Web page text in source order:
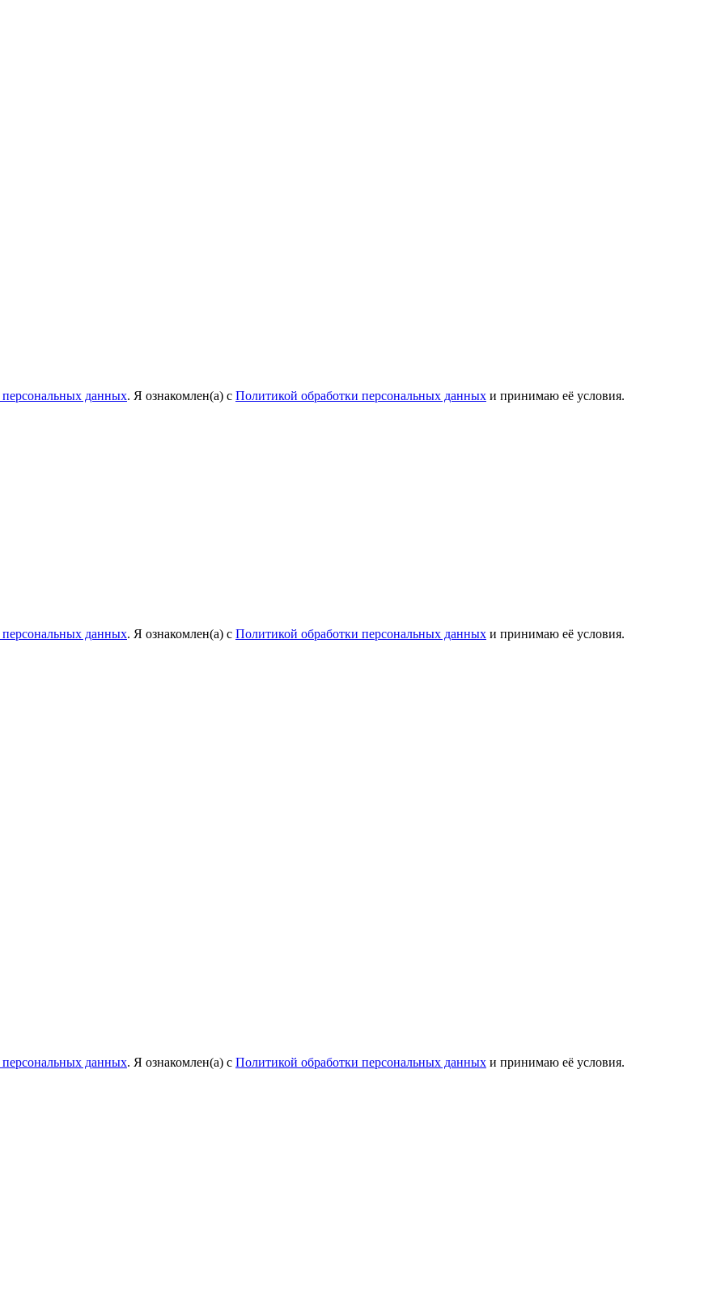
персональных данных. Я ознакомлен(а) с Политикой обработки персональных данных и принимаю её условия.
персональных данных. Я ознакомлен(а) с Политикой обработки персональных данных и принимаю её условия.
персональных данных. Я ознакомлен(а) с Политикой обработки персональных данных и принимаю её условия.